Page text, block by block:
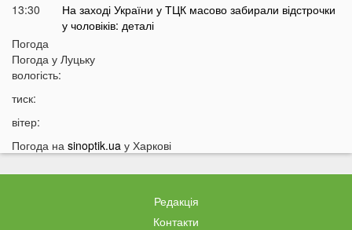
13:30
На заході України у ТЦК масово забирали відстрочки
у чоловіків: деталі
13:01
Соборності
12:06
В українців можуть забрати частину пенсії: у ПФУ
Погода
Погода у Луцьку
вологість:
тиск:
вітер:
Погода на sinoptik.ua у Харкові
Редакція
Контакти